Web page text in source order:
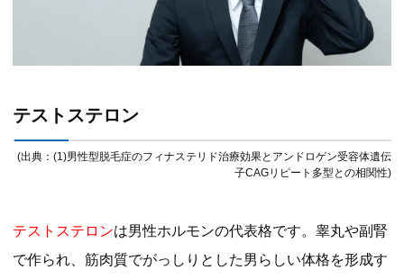
テストステロン
(出典：(1)男性型脱毛症のフィナステリド治療効果とアンドロゲン受容体遺伝
子CAGリピート多型との相関性)
テストステロンは男性ホルモンの代表格です。睾丸や副腎
で作られ、筋肉質でがっしりとした男らしい体格を形成す